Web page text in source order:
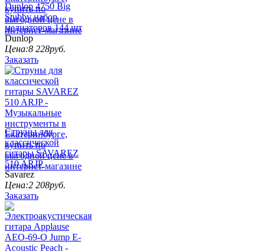
Dunlop 4750 Big
Stubby набор
медиаторов 144 шт
Dunlop
Цена:8 228руб.
Заказать
Струны для
классической
гитары SAVAREZ
510 ARJP
Savarez
Цена:2 208руб.
Заказать